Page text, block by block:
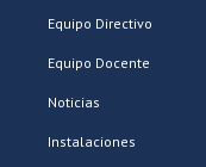
Equipo Directivo
Equipo Docente
Noticias
Instalaciones